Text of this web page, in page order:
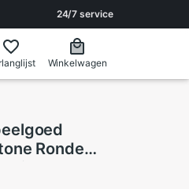
24/7 service
Winkelwagen
Ronde